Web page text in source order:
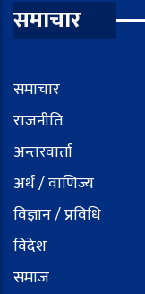
समाचार
समाचार
राजनीति
अन्तरवार्ता
अर्थ / वाणिज्य
विज्ञान / प्रविधि
विदेश
समाज